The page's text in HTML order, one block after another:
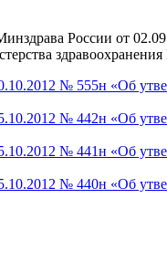
России от
№ 555н «Об
№ 442н «Об
№ 441н «Об
№ 440н «Об